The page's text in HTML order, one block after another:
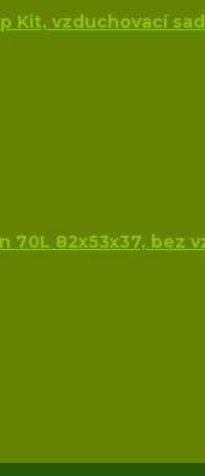
Kit, vzduchovací
70L 82x53x37, bez